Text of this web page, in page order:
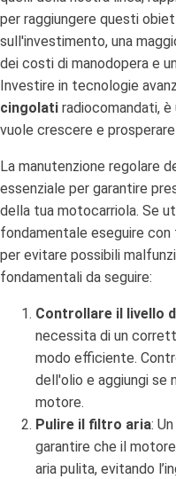
per raggiungere questi
sull'investimento, una
dei costi di manodopera e
Investire in tecnologie
cingolati radiocomandati,
vuole crescere e
La manutenzione regolare
essenziale per garantire
della tua motocarriola. Se
fondamentale eseguire
per evitare possibili
fondamentali da seguire:
Controllare il livello
necessita di un
modo efficiente.
dell'olio e aggiungi se
motore.
Pulire il filtro aria:
garantire che il
aria pulita, evitando